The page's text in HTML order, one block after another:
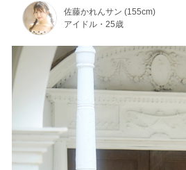
佐藤かれんサン (155cm)
アイドル・25歳